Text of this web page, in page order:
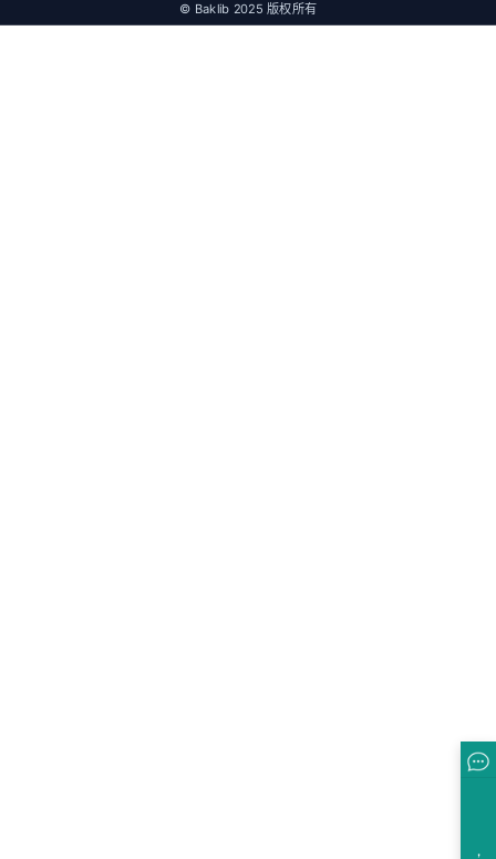
© Baklib 2025 版权所有